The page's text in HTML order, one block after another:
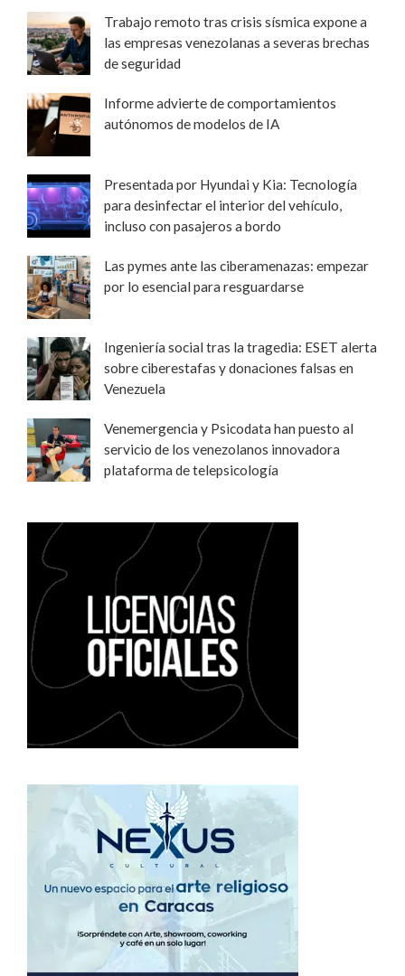
Trabajo remoto tras crisis sísmica expone a
las empresas venezolanas a severas brechas
de seguridad
Informe advierte de comportamientos
autónomos de modelos de IA
Presentada por Hyundai y Kia: Tecnología
para desinfectar el interior del vehículo,
incluso con pasajeros a bordo
Las pymes ante las ciberamenazas: empezar
por lo esencial para resguardarse
Ingeniería social tras la tragedia: ESET alerta
sobre ciberestafas y donaciones falsas en
Venezuela
Venemergencia y Psicodata han puesto al
servicio de los venezolanos innovadora
plataforma de telepsicología